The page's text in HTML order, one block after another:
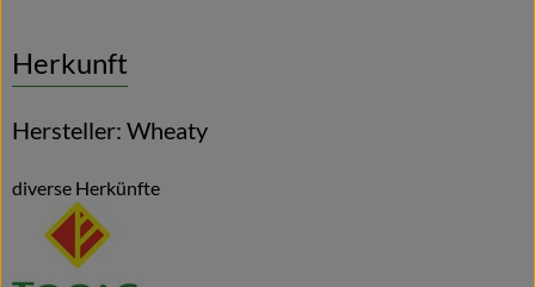
Herkunft
Hersteller: Wheaty
diverse Herkünfte